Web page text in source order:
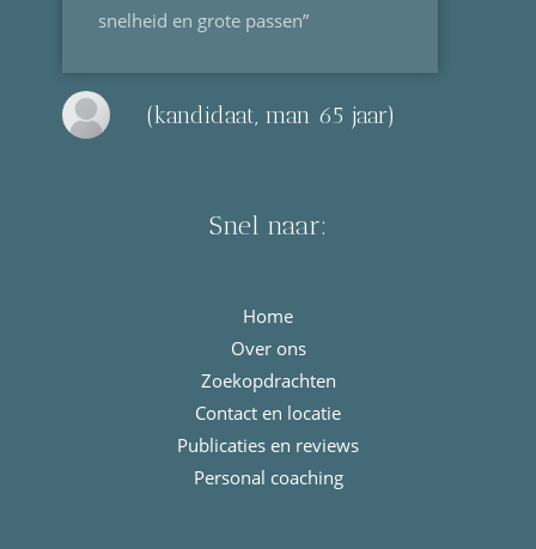
snelheid en grote passen”
(kandidaat, man 65 jaar)
Snel naar:
Home
Over ons
Zoekopdrachten
Contact en locatie
Publicaties en reviews
Personal coaching